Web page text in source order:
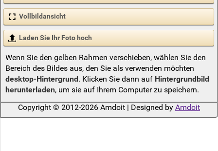
Vollbildansicht
Laden Sie Ihr Foto hoch
Wenn Sie den gelben Rahmen verschieben, wählen Sie den
Bereich des Bildes aus, den Sie als verwenden möchten
desktop-Hintergrund. Klicken Sie dann auf Hintergrundbild
herunterladen, um sie auf Ihrem Computer zu speichern.
Copyright © 2012-2026 Amdoit | Designed by Amdoit